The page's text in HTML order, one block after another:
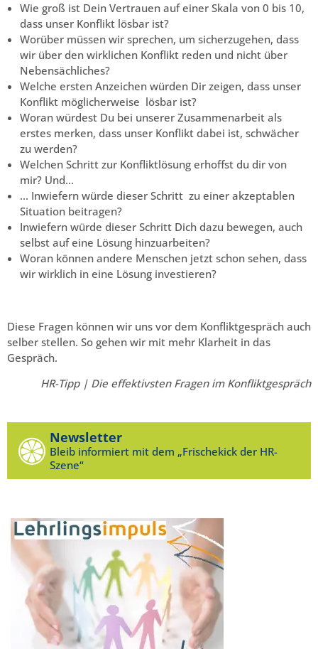
Wie groß ist Dein Vertrauen auf einer Skala von 0 bis 10,
dass unser Konflikt lösbar ist?
Worüber müssen wir sprechen, um sicherzugehen, dass
wir über den wirklichen Konflikt reden und nicht über
Nebensächliches?
Welche ersten Anzeichen würden Dir zeigen, dass unser
Konflikt möglicherweise lösbar ist?
Woran würdest Du bei unserer Zusammenarbeit als
erstes merken, dass unser Konflikt dabei ist, schwächer
zu werden?
Welchen Schritt zur Konfliktlösung erhoffst du dir von
mir? Und…
… Inwiefern würde dieser Schritt zu einer akzeptablen
Situation beitragen?
Inwiefern würde dieser Schritt Dich dazu bewegen, auch
selbst auf eine Lösung hinzuarbeiten?
Woran können andere Menschen jetzt schon sehen, dass
wir wirklich in eine Lösung investieren?
Diese Fragen können wir uns vor dem Konfliktgespräch auch
selber stellen. So gehen wir mit mehr Klarheit in das
Gespräch.
HR-Tipp | Die effektivsten Fragen im Konfliktgespräch
Newsletter
Bleib informiert mit dem „Frischekick der HR-
Szene“